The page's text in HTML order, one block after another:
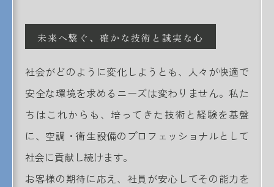
未来へ繋ぐ、確かな技術と誠実な心
社会がどのように変化しようとも、人々が快適で
安全な環境を求めるニーズは変わりません。私た
ちはこれからも、培ってきた技術と経験を基盤
に、空調・衛生設備のプロフェッショナルとして
社会に貢献し続けます。
お客様の期待に応え、社員が安心してその能力を